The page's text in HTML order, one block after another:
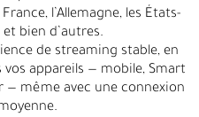
l’Allemagne, les États-
et bien d’autres.
de streaming stable, en
vos appareils — mobile, Smart
— même avec une connexion